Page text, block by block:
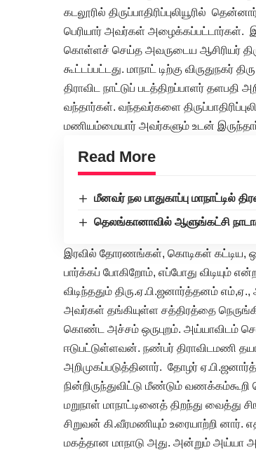
கடலூரில் திருப்பாதிரிப்புலியூரில்
பெரியார் அவர்கள் அழைக்கப்பட்டார்கள்.
கொள்ளச் செய்த அவருடைய ஆசிரியர்
கூட்டப்பட்டது. மாநாட் டிற்கு விருதுநகர்
திராவிட நாட்டுப் படத்திறப்பாளர்
வந்தார்கள். வந்தவர்களை
மணியம்மையார் அவர்களும் உடன்
Read More
மீனவர் நல பாதுகாப்பு மாநாட்டில்
தெலங்கானாவில் ஆளுங்கட்சி
இரவில் தோரணங்கள், கொடிகள் கட்டிய,
பார்க்கப் போகிறோம், எப்போது விடியும்
விடிந்ததும் திரு.ஏ.பி.ஜனார்த்தனம்
அவர்கள் தங்கியுள்ள சத்திரத்தை
கொண்ட அச்சம் ஒருபுறம். அய்யாவிடம்
ஈடுபட்டுள்ளவன். நண்பர் திராவிடமணி
அறிமுகப்படுத்தினார். தோழர்
நின்றிருந்துவிட்டு மீண்டும் வணக்கம்கூறி
மறுநாள் மாநாட்டினைத் திறந்து வைத்து
சிறுவன் கி.வீரமணியும் உரையாற்றி
மகத்தான மாநாடு அது. அன்றும் அய்யா